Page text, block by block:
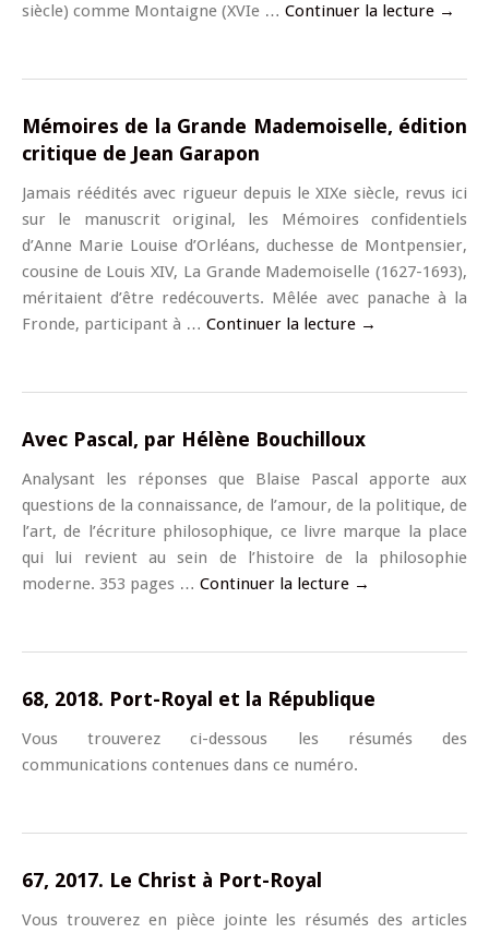
siècle) comme Montaigne (XVIe … Continuer la lecture →
Mémoires de la Grande Mademoiselle, édition
critique de Jean Garapon
Jamais réédités avec rigueur depuis le XIXe siècle, revus ici
sur le manuscrit original, les Mémoires confidentiels
d’Anne Marie Louise d’Orléans, duchesse de Montpensier,
cousine de Louis XIV, La Grande Mademoiselle (1627-1693),
méritaient d’être redécouverts. Mêlée avec panache à la
Fronde, participant à … Continuer la lecture →
Avec Pascal, par Hélène Bouchilloux
Analysant les réponses que Blaise Pascal apporte aux
questions de la connaissance, de l’amour, de la politique, de
l’art, de l’écriture philosophique, ce livre marque la place
qui lui revient au sein de l’histoire de la philosophie
moderne. 353 pages … Continuer la lecture →
68, 2018. Port-Royal et la République
Vous trouverez ci-dessous les résumés des
communications contenues dans ce numéro.
67, 2017. Le Christ à Port-Royal
Vous trouverez en pièce jointe les résumés des articles